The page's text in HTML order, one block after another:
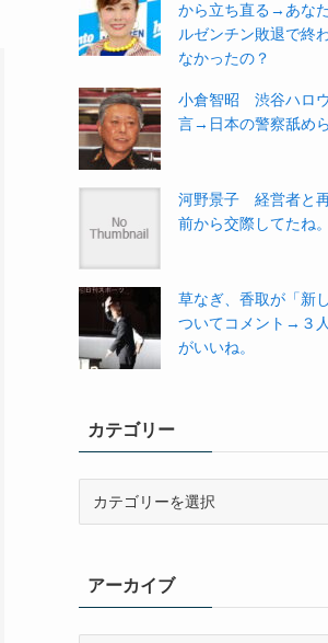
から立ち直る→あな
ルゼンチン敗退で終
なかったの？
小倉智昭 渋谷ハロ
言→日本の警察舐め
河野景子 経営者と
前から交際してたね。
草なぎ、香取が「新
ついてコメント→３
がいいね。
カテゴリー
ーアーカイブ